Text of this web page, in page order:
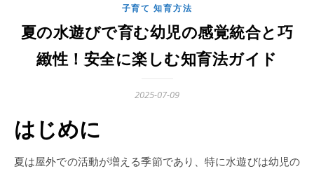
子育て 知育方法
夏の水遊びで育む幼児の感覚統合と巧
緻性！安全に楽しむ知育法ガイド
2025-07-09
はじめに
夏は屋外での活動が増える季節であり、特に水遊びは幼児の